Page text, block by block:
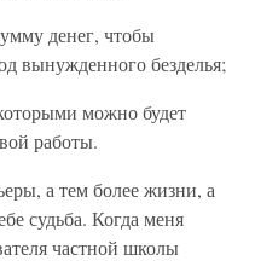
денег, чтобы
вынужденного безделья;
можно будет
работы.
а тем более жизни, а
судьба. Когда меня
частной школы